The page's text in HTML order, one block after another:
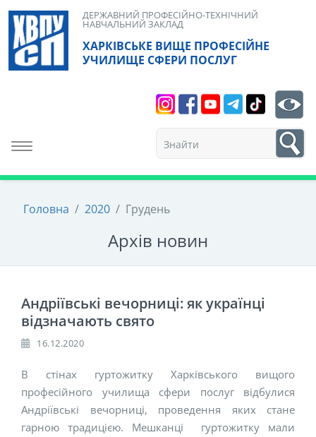
Skip
content
ХАРКІВСЬКЕ ВИЩЕ ПРОФЕСІЙНЕ
УЧИЛИЩЕ СФЕРИ ПОСЛУГ
ДЕРЖАВНИЙ ПРОФЕСІЙНО-ТЕХНІЧНИЙ
НАВЧАЛЬНИЙ ЗАКЛАД
Toggle navigation
1
Головна / 2020 / Грудень
Архiв новин
Андріївські вечорниці: як українці
відзначають свято
16.12.2020
В стінах гуртожитку Харківського вищого
професійного училища сфери послуг відбулися
Андріївські вечорниці, проведення яких стане
гарною традицією. Мешканці гуртожитку мали